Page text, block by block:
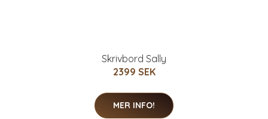
Skrivbord Sally
2399 SEK
MER INFO!